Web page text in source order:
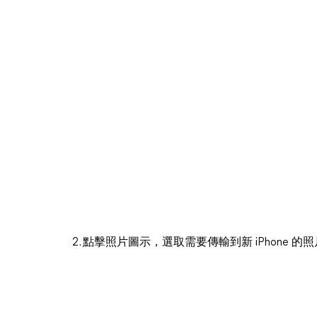
2. 點擊照片圖示，選取需要傳輸到新 iPhone 的